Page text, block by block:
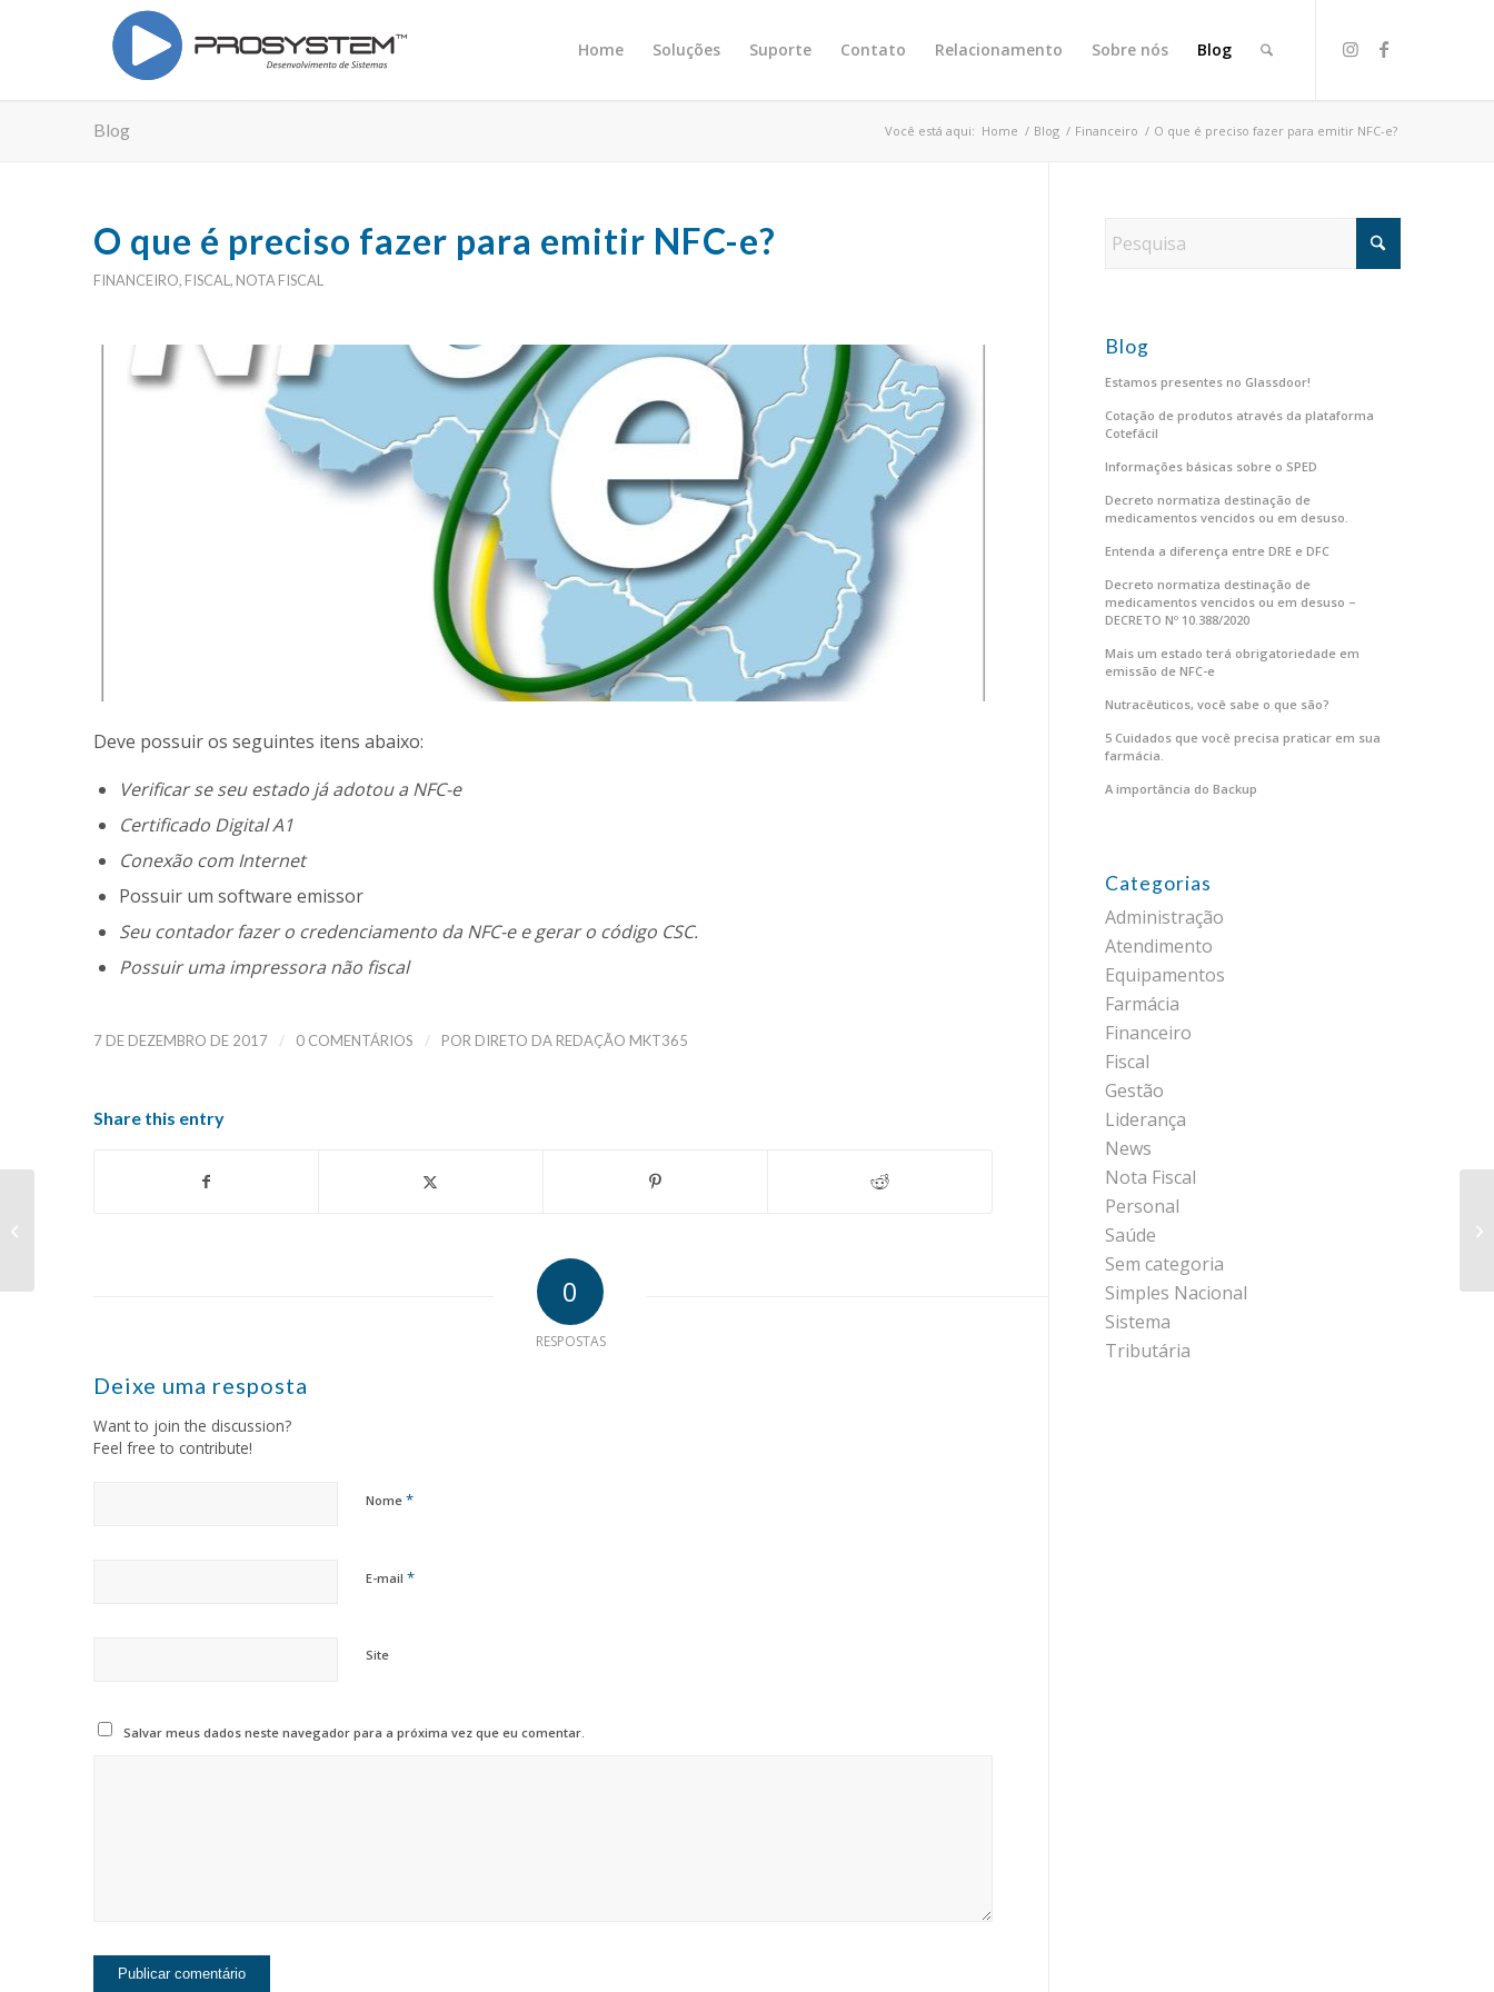
Home Soluções Suporte Contato Relacionamento Sobre nós Blog
Blog Você está aqui: Home / Blog / Financeiro / O que é preciso fazer para emitir NFC-e?
O que é preciso fazer para emitir NFC-e?
FINANCEIRO, FISCAL , NOTA FISCAL
Deve possuir os seguintes itens abaixo:
Verificar se seu estado já adotou a NFC-e
Certificado Digital A1
Conexão com Internet
Possuir um software emissor
Seu contador fazer o credenciamento da NFC-e e gerar o código CSC.
Possuir uma impressora não fiscal
7 DE DEZEMBRO DE 2017 / 0 COMENTÁRIOS / POR DIRETO DA REDAÇÃO MKT365
Share this entry
0
RESPOSTAS
Deixe uma resposta
Want to join the discussion?
Feel free to contribute!
Nome *
E-mail *
Site
Salvar meus dados neste navegador para a próxima vez que eu comentar.
Blog
Estamos presentes no Glassdoor!
Cotação de produtos através da plataforma
Cotefácil
Informações básicas sobre o SPED
Decreto normatiza destinação de
medicamentos vencidos ou em desuso.
Entenda a diferença entre DRE e DFC
Decreto normatiza destinação de
medicamentos vencidos ou em desuso –
DECRETO Nº 10.388/2020
Mais um estado terá obrigatoriedade em
emissão de NFC-e
Nutracêuticos, você sabe o que são?
5 Cuidados que você precisa praticar em sua
farmácia.
A importância do Backup
Categorias
Administração
Atendimento
Equipamentos
Farmácia
Financeiro
Fiscal
Gestão
Liderança
News
Nota Fiscal
Personal
Saúde
Sem categoria
Simples Nacional
Sistema
Tributária